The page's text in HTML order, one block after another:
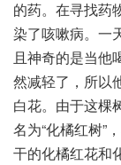
的药。在寻找药
染了咳嗽病。一
且神奇的是当他
然减轻了，所以
白花。由于这棵
名为“化橘红树”
干的化橘红花和